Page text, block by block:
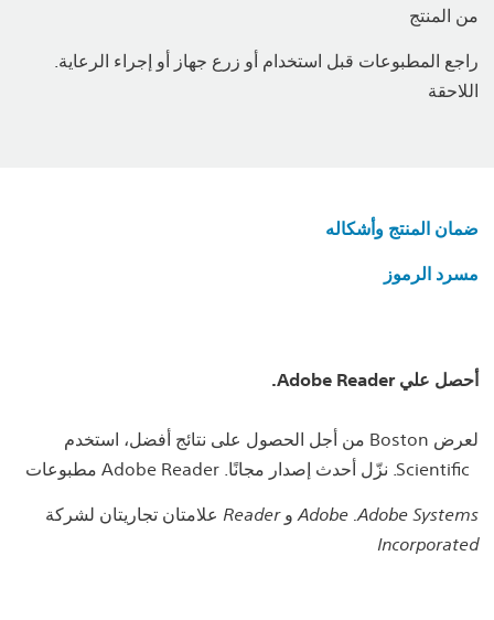
من المنتج
.راجع المطبوعات قبل استخدام أو زرع جهاز أو إجراء الرعاية
اللاحقة
ضمان المنتج وأشكاله
مسرد الرموز
.Adobe Reader أحصل علي
من أجل الحصول على نتائج أفضل، استخدم Boston لعرض
مطبوعات Adobe Reader .نزّل أحدث إصدار مجانًا .Scientific
علامتان تجاريتان لشركة Reader و Adobe .Adobe Systems
Incorporated